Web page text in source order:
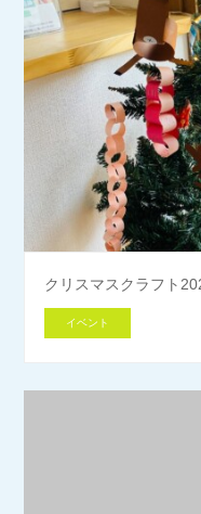
クリスマスクラフト
イベント